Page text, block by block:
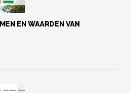
EN WAARDEN VAN